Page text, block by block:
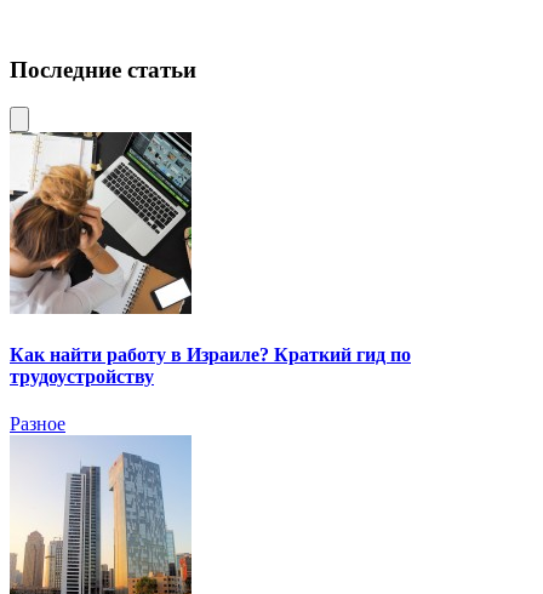
Последние статьи
Как найти работу в Израиле? Краткий гид по
трудоустройству
Разное